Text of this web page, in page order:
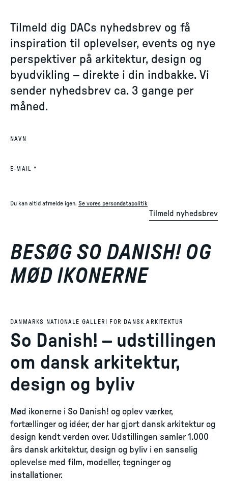
Tilmeld dig DACs nyhedsbrev og få
inspiration til oplevelser, events og nye
perspektiver på arkitektur, design og
byudvikling – direkte i din indbakke. Vi
sender nyhedsbrev ca. 3 gange per
måned.
NAVN
E-MAIL *
Du kan altid afmelde igen. Se vores persondatapolitik
Tilmeld nyhedsbrev
BESØG SO DANISH! OG
MØD IKONERNE
DANMARKS NATIONALE GALLERI FOR DANSK ARKITEKTUR
So Danish! – udstillingen
om dansk arkitektur,
design og byliv
Mød ikonerne i So Danish! og oplev værker,
fortællinger og idéer, der har gjort dansk arkitektur og
design kendt verden over. Udstillingen samler 1.000
års dansk arkitektur, design og byliv i en sanselig
oplevelse med film, modeller, tegninger og
installationer.